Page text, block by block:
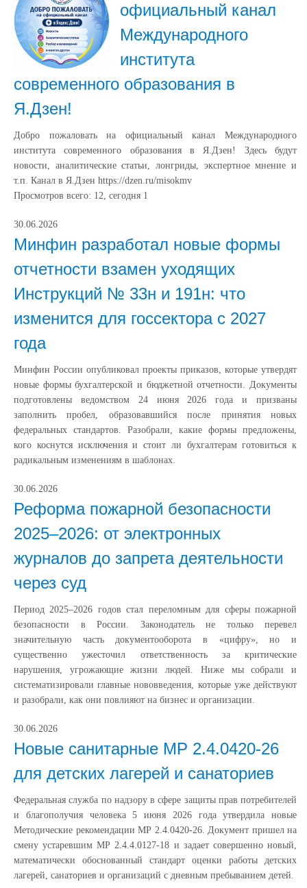
официальный канал
Международного
института
современного образования в
Я.Дзен!
Добро пожаловать на официальный канал Международного
института современного образования в Я.Дзен! Здесь будут
новости, аналитические статьи, лонгриды, экспертное мнение и
т.п. Канал в Я.Дзен https://dzen.ru/misokmv
Просмотров всего: 12, сегодня 1
30.06.2026
Минфин разработал новые формы
отчетности взамен уходящих
Инструкций № 33н и 191н: что
изменится для госсектора с 2027
года
Минфин России опубликовал проекты приказов, которые утвердят
новые формы бухгалтерской и бюджетной отчетности. Документы
подготовлены ведомством 24 июня 2026 года и призваны
заполнить пробел, образовавшийся после принятия новых
федеральных стандартов. Разобрали, какие формы предложены,
кого коснутся исключения и стоит ли бухгалтерам готовиться к
радикальным изменениям в шаблонах.
30.06.2026
Реформа пожарной безопасности
2025–2026: от электронных
журналов до запрета деятельности
через суд
Период 2025–2026 годов стал переломным для сферы пожарной
безопасности в России. Законодатель не только перевел
значительную часть документооборота в «цифру», но и
существенно ужесточил ответственность за критические
нарушения, угрожающие жизни людей. Ниже мы собрали и
систематизировали главные нововведения, которые уже действуют
и разобрали, как они повлияют на бизнес и организации.
30.06.2026
Новые санитарные МР 2.4.0420-26
для детских лагерей и санаториев
Федеральная служба по надзору в сфере защиты прав потребителей
и благополучия человека 5 июня 2026 года утвердила новые
Методические рекомендации МР 2.4.0420-26. Документ пришел на
смену устаревшим МР 2.4.4.0127-18 и задает совершенно новый,
математически обоснованный стандарт оценки работы детских
лагерей, санаториев и организаций с дневным пребыванием детей.